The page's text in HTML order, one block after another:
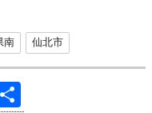
南 仙北市